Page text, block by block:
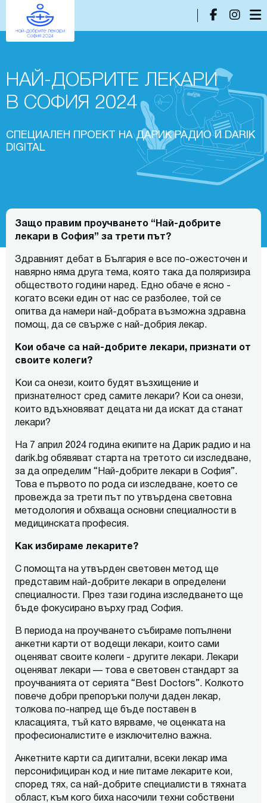
НАЙ-ДОБРИТЕ ЛЕКАРИ
В СОФИЯ 2024
СПЕЦИАЛЕН ПРОЕКТ НА ДАРИК РАДИО И DARIK
DIGITAL
Защо правим проучването “Най-добрите
лекари в София” за трети път?
Здравният дебат в България е все по-ожесточен и
навярно няма друга тема, която така да поляризира
обществото години наред. Едно обаче е ясно -
когато всеки един от нас се разболее, той се
опитва да намери най-добрата възможна здравна
помощ, да се свърже с най-добрия лекар.
Кои обаче са най-добрите лекари, признати от
своите колеги?
Кои са онези, които будят възхищение и
признателност сред самите лекари? Кои са онези,
които вдъхновяват децата ни да искат да станат
лекари?
На 7 април 2024 година екипите на Дарик радио и на
darik.bg обявяват старта на третото си изследване,
за да определим “Най-добрите лекари в София”.
Това е първото по рода си изследване, което се
провежда за трети път по утвърдена световна
методология и обхваща основни специалности в
медицинската професия.
Как избираме лекарите?
С помощта на утвърден световен метод ще
представим най-добрите лекари в определени
специалности. През тази година изследването ще
бъде фокусирано върху град София.
В периода на проучването събираме попълнени
анкетни карти от водещи лекари, които сами
оценяват своите колеги - другите лекари. Лекари
оценяват лекари — това е световен стандарт за
проучванията от серията “Best Doctors”. Колкото
повече добри препоръки получи даден лекар,
толкова по-напред ще бъде поставен в
класацията, тъй като вярваме, че оценката на
професионалистите е изключително важна.
Анкетните карти са дигитални, всеки лекар има
персонифициран код и ние питаме лекарите кои,
според тях, са най-добрите специалисти в тяхната
област, към кого биха насочили техни собствени